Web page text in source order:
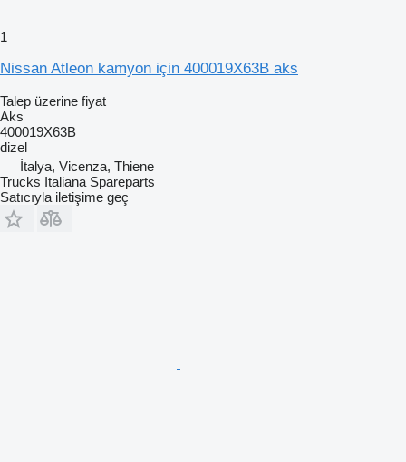
1
Nissan Atleon kamyon için 400019X63B aks
Talep üzerine fiyat
Aks
400019X63B
dizel
İtalya, Vicenza, Thiene
Trucks Italiana Spareparts
Satıcıyla iletişime geç